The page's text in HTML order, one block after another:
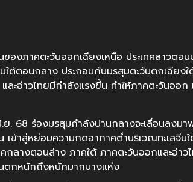
งภาคตะวันออกเฉียงเหนือ ประเทศลาวตอน
ใต้ตอนกลาง ประกอบกับมรสุมตะวันตกเฉีย
ะอ่าวไทยมีกำลังแรงขึ้น ทำให้ภาคตะวันออ
68 ร่องมรสุมกำลังปานกลางจะเลื่อนลงมา
เข้าสู่หย่อมความกดอากาศต่ำบริเวณทะเลจีน
ลางตอนล่าง ภาคใต้ ภาคตะวันออกและอ่าว
นตกหนักถึงหนักมากบางแห่ง